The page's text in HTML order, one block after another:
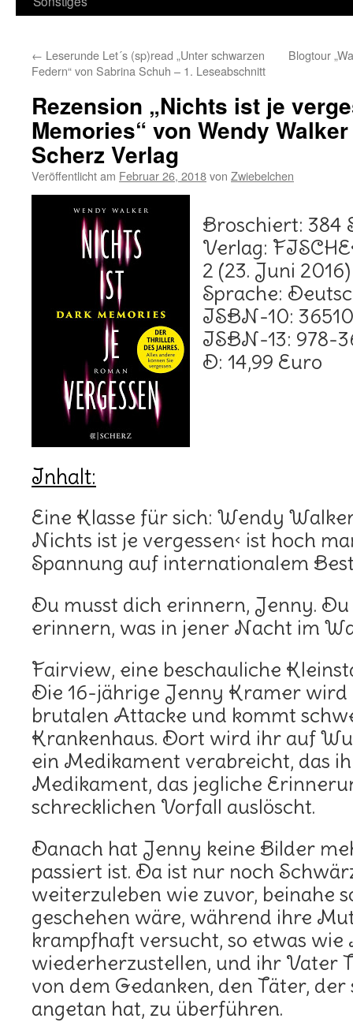
← Leserunde Let´s (sp)read „Unter schwarzen
Federn“ von Sabrina Schuh – 1. Leseabschnitt
Blogtour
Rezension „Nichts ist je
Memories“ von Wendy
Scherz Verlag
Veröffentlicht am Februar 26, 2018von Zwiebelchen
Broschiert: 384
Verlag:
2 (23. Juni 2016)
Sprache:
ISBN-10:
ISBN-13: 978-
D: 14,99 Euro
Inhalt:
Eine Klasse für sich: Wendy
Nichts ist je vergessen‹ ist hoch
Spannung auf internationalem
Du musst dich erinnern, Jenny.
erinnern, was in jener Nacht im
Fairview, eine beschauliche
Die 16-jährige Jenny Kramer wird
brutalen Attacke und kommt
Krankenhaus. Dort wird ihr auf
ein Medikament verabreicht, das
Medikament, das jegliche
schrecklichen Vorfall auslöscht.
Danach hat Jenny keine Bilder
passiert ist. Da ist nur noch
weiterzuleben wie zuvor, beinahe
geschehen wäre, während ihre
krampfhaft versucht, so etwas
wiederherzustellen, und ihr Vater
von dem Gedanken, den Täter,
angetan hat, zu überführen.